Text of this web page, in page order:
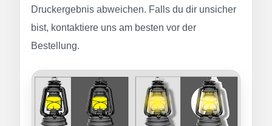
Druckergebnis abweichen. Falls du dir unsicher
bist, kontaktiere uns am besten vor der
Bestellung.